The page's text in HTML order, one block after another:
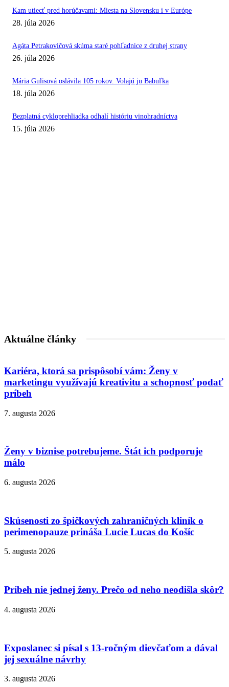
Kam utiecť pred horúčavami: Miesta na Slovensku i v Európe
28. júla 2026
Agáta Petrakovičová skúma staré pohľadnice z druhej strany
26. júla 2026
Mária Gulisová oslávila 105 rokov. Volajú ju Babuľka
18. júla 2026
Bezplatná cykloprehliadka odhalí históriu vinohradníctva
15. júla 2026
Aktuálne články
Kariéra, ktorá sa prispôsobí vám: Ženy v
marketingu využívajú kreativitu a schopnosť podať
príbeh
7. augusta 2026
Ženy v biznise potrebujeme. Štát ich podporuje
málo
6. augusta 2026
Skúsenosti zo špičkových zahraničných kliník o
perimenopauze prináša Lucie Lucas do Košíc
5. augusta 2026
Príbeh nie jednej ženy. Prečo od neho neodišla skôr?
4. augusta 2026
Exposlanec si písal s 13-ročným dievčaťom a dával
jej sexuálne návrhy
3. augusta 2026